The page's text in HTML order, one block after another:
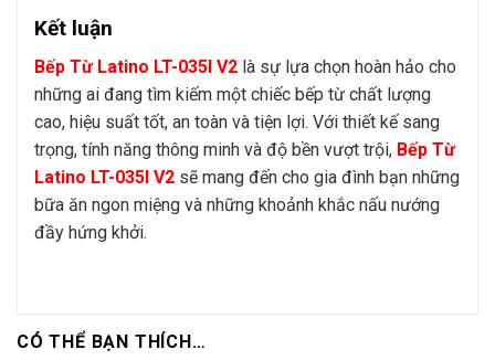
Kết luận
Bếp Từ Latino LT-035I V2 là sự lựa chọn hoàn hảo cho
những ai đang tìm kiếm một chiếc bếp từ chất lượng
cao, hiệu suất tốt, an toàn và tiện lợi. Với thiết kế sang
trọng, tính năng thông minh và độ bền vượt trội, Bếp Từ
Latino LT-035I V2 sẽ mang đến cho gia đình bạn những
bữa ăn ngon miệng và những khoảnh khắc nấu nướng
đầy hứng khởi.
CÓ THỂ BẠN THÍCH…